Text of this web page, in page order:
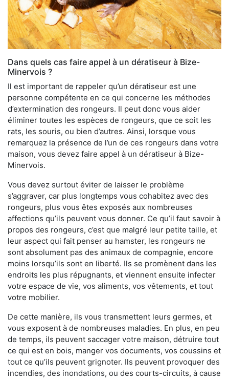
Dans quels cas faire appel à un dératiseur à Bize-
Minervois ?
Il est important de rappeler qu’un dératiseur est une
personne compétente en ce qui concerne les méthodes
d’extermination des rongeurs. Il peut donc vous aider
éliminer toutes les espèces de rongeurs, que ce soit les
rats, les souris, ou bien d’autres. Ainsi, lorsque vous
remarquez la présence de l’un de ces rongeurs dans votre
maison, vous devez faire appel à un dératiseur à Bize-
Minervois.
Vous devez surtout éviter de laisser le problème
s’aggraver, car plus longtemps vous cohabitez avec des
rongeurs, plus vous êtes exposés aux nombreuses
affections qu’ils peuvent vous donner. Ce qu’il faut savoir à
propos des rongeurs, c’est que malgré leur petite taille, et
leur aspect qui fait penser au hamster, les rongeurs ne
sont absolument pas des animaux de compagnie, encore
moins lorsqu’ils sont en liberté. Ils se promènent dans les
endroits les plus répugnants, et viennent ensuite infecter
votre espace de vie, vos aliments, vos vêtements, et tout
votre mobilier.
De cette manière, ils vous transmettent leurs germes, et
vous exposent à de nombreuses maladies. En plus, en peu
de temps, ils peuvent saccager votre maison, détruire tout
ce qui est en bois, manger vos documents, vos coussins et
tout ce qu’ils peuvent grignoter. Ils peuvent provoquer des
incendies, des inondations, ou des courts-circuits, à cause